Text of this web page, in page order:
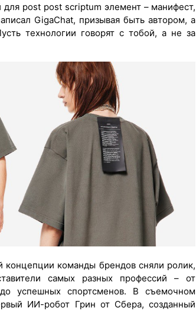
post post scriptum элемент – манифест,
GigaChat, призывая быть автором, а
технологии говорят с тобой, а не за
концепции команды брендов сняли ролик,
самых разных профессий – от
до успешных спортсменов. В съемочном
ИИ-робот Грин от Сбера, созданный